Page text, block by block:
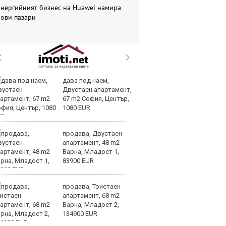
бизнес на Huawei намира
пазари
дава под наем,
Двустаен апартамент,
67 m2 София, Център,
1080 EUR
продава, Двустаен
апартамент, 48 m2
Варна, Младост 1,
83900 EUR
продава, Тристаен
апартамент, 68 m2
Варна, Младост 2,
134900 EUR